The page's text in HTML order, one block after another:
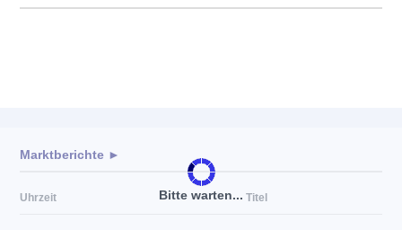
Bitte warten...
Marktberichte ►
Uhrzeit Titel